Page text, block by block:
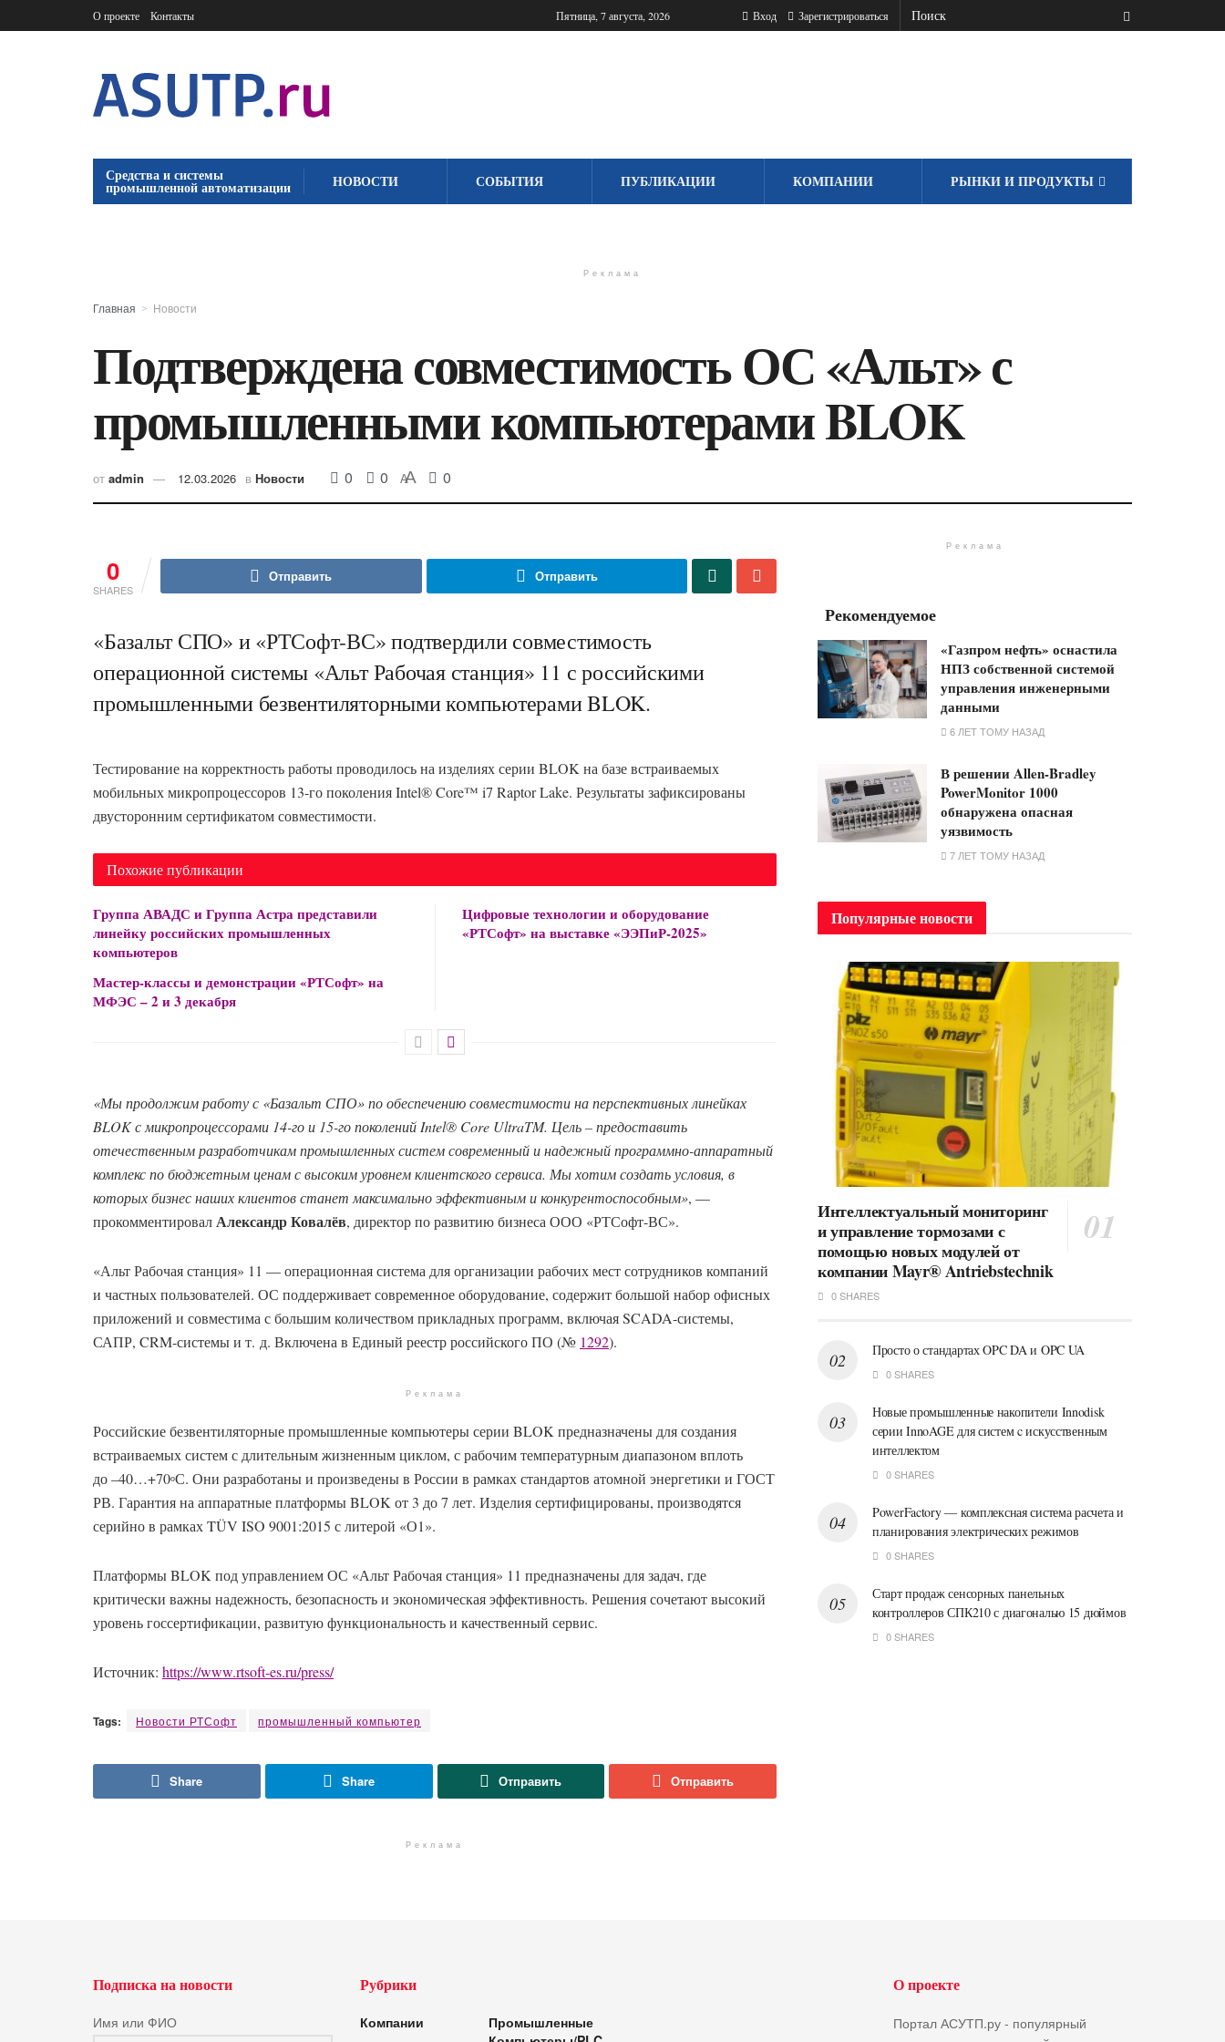
О проекте Контакты Пятница, 7 августа, 2026 Вход Зарегистрироваться
Средства и системы
промышленной автоматизации НОВОСТИ СОБЫТИЯ ПУБЛИКАЦИИ КОМПАНИИ РЫНКИ И ПРОДУКТЫ
Реклама
Главная Новости
Подтверждена совместимость ОС «Альт» с
промышленными компьютерами BLOK
от admin 12.03.2026 в Новости 0 0 AA 0
0
SHARES
Отправить Отправить
«Базальт СПО» и «РТСофт-ВС» подтвердили совместимость
операционной системы «Альт Рабочая станция» 11 с российскими
промышленными безвентиляторными компьютерами BLOK.
Тестирование на корректность работы проводилось на изделиях серии BLOK на базе встраиваемых
мобильных микропроцессоров 13-го поколения Intel® Core™ i7 Raptor Lake. Результаты зафиксированы
двусторонним сертификатом совместимости.
Похожие публикации
Группа АВАДС и Группа Астра представили
линейку российских промышленных
компьютеров
Мастер-классы и демонстрации «РТСофт» на
МФЭС – 2 и 3 декабря
Цифровые технологии и оборудование
«РТСофт» на выставке «ЭЭПиР-2025»
«Мы продолжим работу с «Базальт СПО» по обеспечению совместимости на перспективных линейках
BLOKсмикропроцессорами 14-го и 15-го поколений Intel® Core UltraTM. Цель– предоставить
отечественным разработчикам промышленных системсовременныйи надежный программно-аппаратный
комплекс по бюджетным ценам с высоким уровнем клиентского сервиса. Мы хотим создать условия, в
которых бизнес наших клиентов станет максимально эффективным и конкурентоспособным», —
прокомментировалАлександр Ковалёв, директор по развитию бизнеса ООО «РТСофт-ВС».
«Альт Рабочая станция» 11 — операционная система для организации рабочих мест сотрудников компаний
и частных пользователей. ОС поддерживает современное оборудование, содержит большой набор офисных
приложений и совместима с большим количеством прикладных программ, включая SCADA-системы,
САПР, CRM-системы и т. д. Включена в Единый реестр российского ПО (№ 1292).
Реклама
Российские безвентиляторные промышленные компьютеры серии BLOK предназначены для создания
встраиваемых систем с длительным жизненным циклом, с рабочим температурным диапазоном вплоть
до –40…+70оС. Они разработаны и произведены в России в рамках стандартов атомной энергетики и ГОСТ
РВ. Гарантия на аппаратные платформы BLOK от 3 до 7 лет. Изделия сертифицированы, производятся
серийно в рамках TÜV ISO 9001:2015 с литерой «О1».
Платформы BLOK под управлением ОС «Альт Рабочая станция» 11 предназначены для задач, где
критически важны надежность, безопасность и экономическая эффективность. Решения сочетают высокий
уровень госсертификации, развитую функциональность и качественный сервис.
Источник: https://www.rtsoft-es.ru/press/
Tags: Новости РТСофт промышленный компьютер
Share Share Отправить Отправить
Реклама
Реклама
Рекомендуемое
«Газпром нефть» оснастила
НПЗ собственной системой
управления инженерными
данными
6 ЛЕТ ТОМУ НАЗАД
В решении Allen-Bradley
PowerMonitor 1000
обнаружена опасная
уязвимость
7 ЛЕТ ТОМУ НАЗАД
Популярные новости
Интеллектуальный мониторинг
и управление тормозами с
помощью новых модулей от
компании Mayr® Antriebstechnik
0 SHARES
Просто о стандартах OPC DA и OPC UA
0 SHARES
Новые промышленные накопители Innodisk
серии InnoAGE для систем c искусственным
интеллектом
0 SHARES
PowerFactory — комплексная система расчета и
планирования электрических режимов
0 SHARES
Старт продаж сенсорных панельных
контроллеров СПК210 с диагональю 15 дюймов
0 SHARES
Подписка на новости
Имя или ФИО
Рубрики
Компании
Промышленные
О проекте
Портал АСУТП.ру - популярный